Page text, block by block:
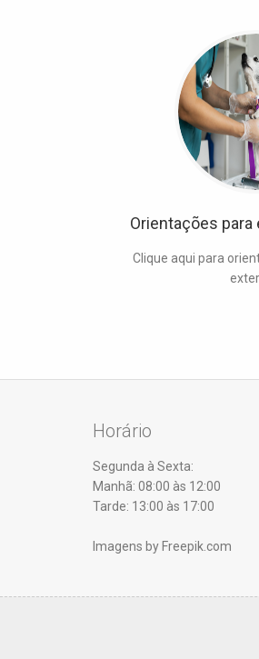
Orientações
Clique aqui para
Horário
Segunda à Sexta:
Manhã: 08:00 às 12:00
Tarde: 13:00 às 17:00
Imagens by Freepik.com